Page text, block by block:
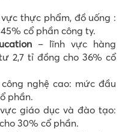
thực phẩm, đồ uống :
cổ phần công ty.
– lĩnh vực hàng
2,7 tỉ đồng cho 36% cổ
nghệ cao: mức đầu
phần.
giáo dục và đào tạo:
30% cổ phần.